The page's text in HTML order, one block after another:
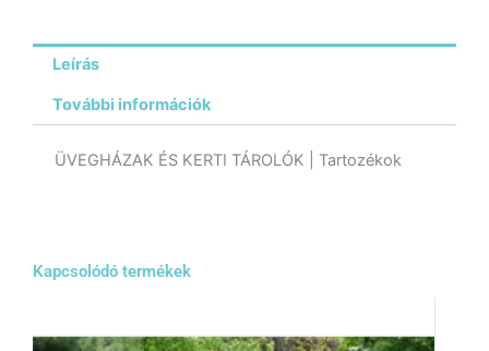
Leírás
További információk
ÜVEGHÁZAK ÉS KERTI TÁROLÓK | Tartozékok
Kapcsolódó termékek